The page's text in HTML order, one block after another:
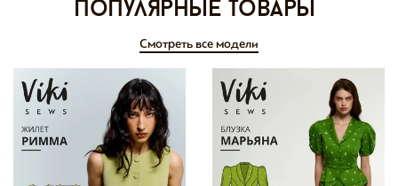
Популярные товары
Смотреть все модели